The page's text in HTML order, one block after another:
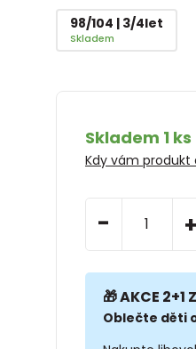
98/104 | 3/4let
Skladem
Skladem 1 ks
Kdy vám produkt
- +
🎁 AKCE
Oblečte děti